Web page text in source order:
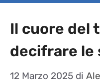
Il cuore del
decifrare le
12 Marzo 2025 di